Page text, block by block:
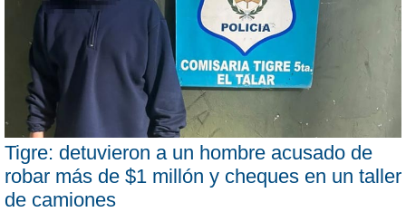
Tigre: detuvieron a un hombre acusado de
robar más de $1 millón y cheques en un taller
de camiones